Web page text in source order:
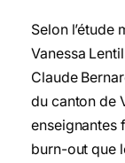
Selon l’étude
Vanessa
Claude
du canton de
enseignantes
burn-out que